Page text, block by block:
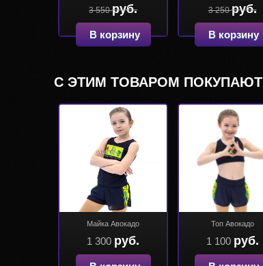
3 550руб.
В корзину
3 250руб.
В корзину
С ЭТИМ ТОВАРОМ ПОКУПАЮТ
Майка Авокадо
1 300 руб.
Топ Авокадо
1 100 руб.